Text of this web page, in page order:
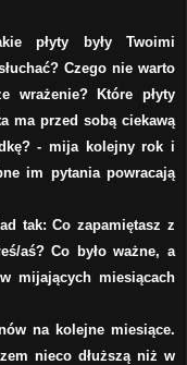
płyty były Twoimi
Czego nie warto
wrażenie? Które płyty
ma przed sobą ciekawą
- mija kolejny rok i
im pytania powracają
tak: Co zapamiętasz z
aś? Co było ważne, a
mijających miesiącach
na kolejne miesiące.
nieco dłuższą niż w